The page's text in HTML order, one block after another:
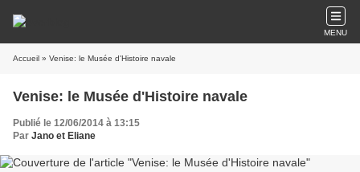
MENU
Accueil » Venise: le Musée d'Histoire navale
Venise: le Musée d'Histoire navale
Publié le 12/06/2014 à 13:15
Par Jano et Eliane